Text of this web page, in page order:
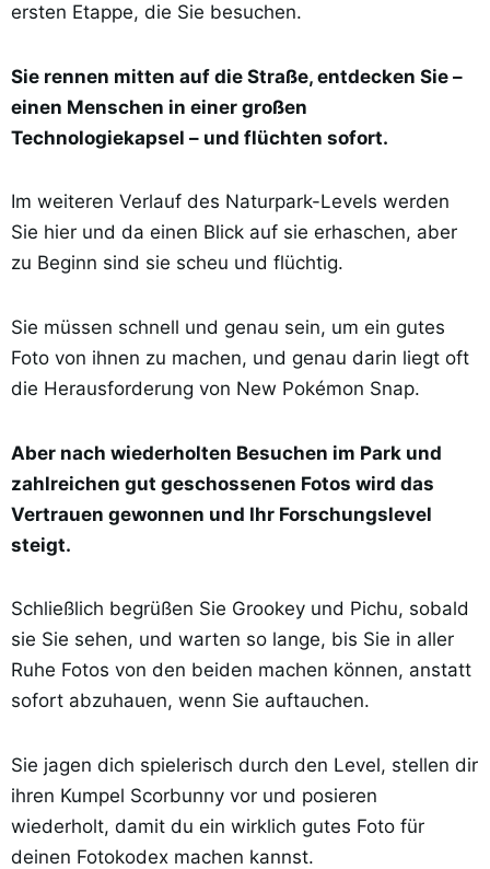
ersten Etappe, die Sie besuchen.
Sie rennen mitten auf die Straße, entdecken Sie –
einen Menschen in einer großen
Technologiekapsel – und flüchten sofort.
Im weiteren Verlauf des Naturpark-Levels werden
Sie hier und da einen Blick auf sie erhaschen, aber
zu Beginn sind sie scheu und flüchtig.
Sie müssen schnell und genau sein, um ein gutes
Foto von ihnen zu machen, und genau darin liegt oft
die Herausforderung von New Pokémon Snap.
Aber nach wiederholten Besuchen im Park und
zahlreichen gut geschossenen Fotos wird das
Vertrauen gewonnen und Ihr Forschungslevel
steigt.
Schließlich begrüßen Sie Grookey und Pichu, sobald
sie Sie sehen, und warten so lange, bis Sie in aller
Ruhe Fotos von den beiden machen können, anstatt
sofort abzuhauen, wenn Sie auftauchen.
Sie jagen dich spielerisch durch den Level, stellen dir
ihren Kumpel Scorbunny vor und posieren
wiederholt, damit du ein wirklich gutes Foto für
deinen Fotokodex machen kannst.